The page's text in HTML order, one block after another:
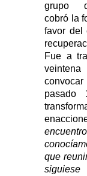
grupo
cobró la
favor del
Fue a
convocar
que